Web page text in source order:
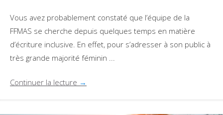
Vous avez probablement constaté que l’équipe de la
FFMAS se cherche depuis quelques temps en matière
d’écriture inclusive. En effet, pour s’adresser à son public à
très grande majorité féminin ...
Continuer la lecture →